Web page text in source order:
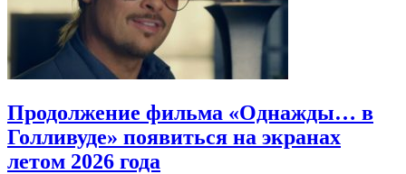
Продолжение фильма «Однажды… в
Голливуде» появиться на экранах
летом 2026 года